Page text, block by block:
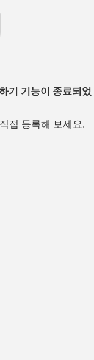
기 기능이 종료되었
접 등록해 보세요.